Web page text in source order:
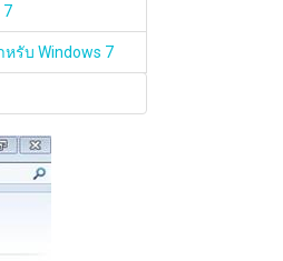
7
รับ Windows 7